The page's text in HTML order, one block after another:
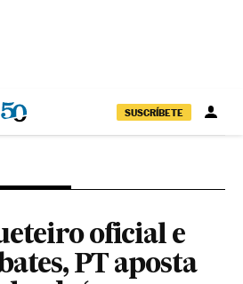
SUSCRÍBETE
oficial e
PT aposta